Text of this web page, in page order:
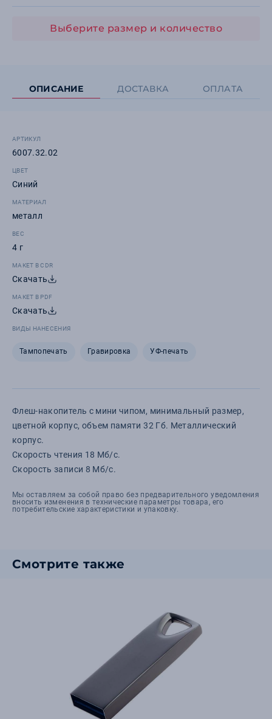
Выберите размер и количество
ОПИСАНИЕ ДОСТАВКА ОПЛАТА
АРТИКУЛ
6007.32.02
ЦВЕТ
Синий
МАТЕРИАЛ
металл
ВЕС
4 г
МАКЕТ В CDR
Скачать
МАКЕТ В PDF
Скачать
ВИДЫ НАНЕСЕНИЯ
Тампопечать Гравировка УФ-печать
Флеш-накопитель с мини чипом, минимальный размер,
цветной корпус, объем памяти 32 Гб. Металлический
корпус.
Cкорость чтения 18 Мб/с.
Скорость записи 8 Мб/с.
Мы оставляем за собой право без предварительного уведомления
вносить изменения в технические параметры товара, его
потребительские характеристики и упаковку.
Смотрите также